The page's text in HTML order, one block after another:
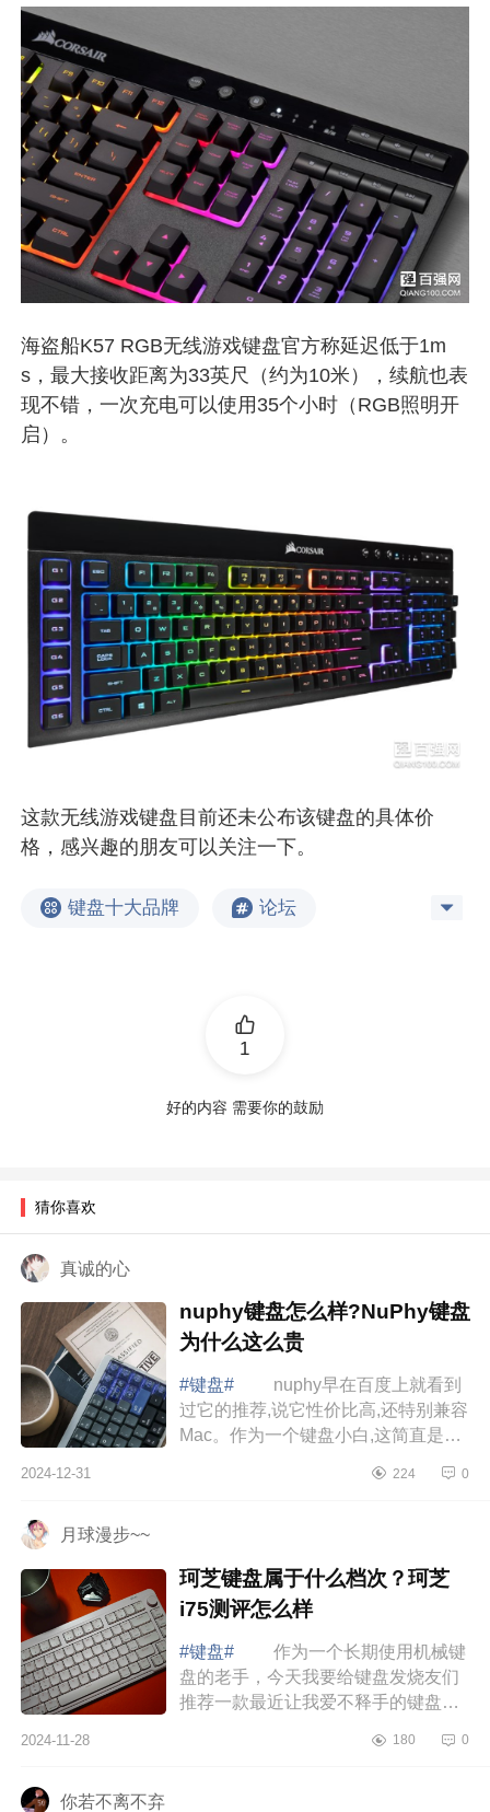
海盗船K57 RGB无线游戏键盘官方称延迟低于1m
s，最大接收距离为33英尺（约为10米），续航也表
现不错，一次充电可以使用35个小时（RGB照明开
启）。
这款无线游戏键盘目前还未公布该键盘的具体价
格，感兴趣的朋友可以关注一下。
键盘十大品牌 论坛
1
好的内容 需要你的鼓励
猜你喜欢
真诚的心
nuphy键盘怎么样?NuPhy键盘
为什么这么贵
#键盘#
nuphy早在百度上就看到
过它的推荐,说它性价比高,还特别兼容
Mac。作为一个键盘小白,这简直是我
nuphy键盘怎么样?NuPhy键盘为什么
2024-12-31 224 0
月球漫步~~
珂芝键盘属于什么档次？珂芝
i75测评怎么样
#键盘#
作为一个长期使用机械键
盘的老手，今天我要给键盘发烧友们
推荐一款最近让我爱不释手的键盘：
家介绍下珂芝键盘属于什么档次？珂
2024-11-28 180 0
你若不离不弃